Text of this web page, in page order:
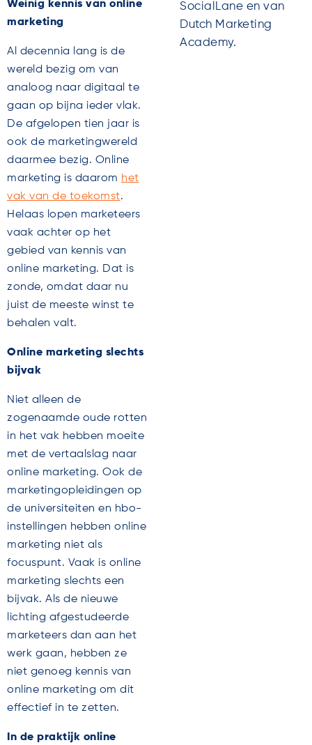
Weinig kennis van online
marketing
Al decennia lang is de
wereld bezig om van
analoog naar digitaal te
gaan op bijna ieder vlak.
De afgelopen tien jaar is
ook de marketingwereld
daarmee bezig. Online
marketing is daarom het
vak van de toekomst.
Helaas lopen marketeers
vaak achter op het
gebied van kennis van
online marketing. Dat is
zonde, omdat daar nu
juist de meeste winst te
behalen valt.
Online marketing slechts
bijvak
Niet alleen de
zogenaamde oude rotten
in het vak hebben moeite
met de vertaalslag naar
online marketing. Ook de
marketingopleidingen op
de universiteiten en hbo-
instellingen hebben online
marketing niet als
focuspunt. Vaak is online
marketing slechts een
bijvak. Als de nieuwe
lichting afgestudeerde
marketeers dan aan het
werk gaan, hebben ze
niet genoeg kennis van
online marketing om dit
effectief in te zetten.
In de praktijk online
SocialLane en van
Dutch Marketing
Academy.